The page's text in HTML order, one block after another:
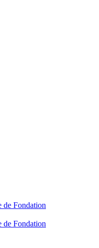
de Fondation
de Fondation